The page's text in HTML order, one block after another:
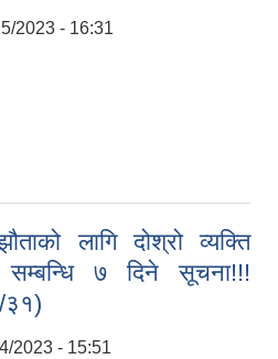
2023 - 16:31
लागि दोश्रो व्यक्ति
७ दिने सूचना!!!
३१)
2023 - 15:51